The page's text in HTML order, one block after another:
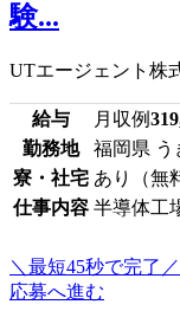
験...
UTエージェント株
給与 月収例
勤務地
福岡県 う
寮・社宅 あり（無
仕事内容 半導体工
＼最短45秒で完了／
応募へ進む